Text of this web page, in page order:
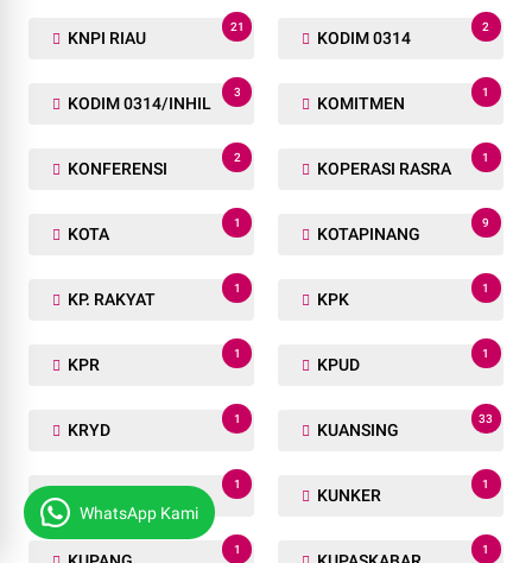
KNPI RIAU
21
KODIM 0314
2
KODIM 0314/INHIL
3
KOMITMEN
1
KONFERENSI
2
KOPERASI RASRA
1
KOTA
1
KOTAPINANG
9
KP. RAKYAT
1
KPK
1
KPR
1
KPUD
1
KRYD
1
KUANSING
33
1
KUNKER
1
1 1
WhatsApp Kami